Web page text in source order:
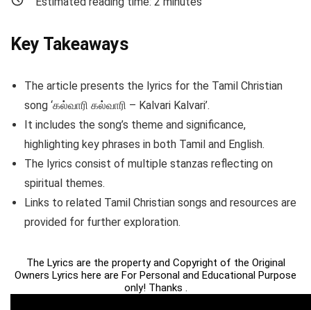
Key Takeaways
The article presents the lyrics for the Tamil Christian
song ‘கல்வாரி கல்வாரி – Kalvari Kalvari’.
It includes the song’s theme and significance,
highlighting key phrases in both Tamil and English.
The lyrics consist of multiple stanzas reflecting on
spiritual themes.
Links to related Tamil Christian songs and resources are
provided for further exploration.
The Lyrics are the property and Copyright of the Original
Owners Lyrics here are For Personal and Educational Purpose
only! Thanks .